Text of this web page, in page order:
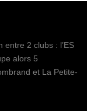
entre 2 clubs : l’ES
alors 5
et La Petite-